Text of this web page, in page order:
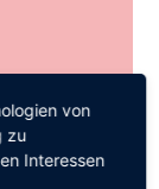
von
zu
Interessen